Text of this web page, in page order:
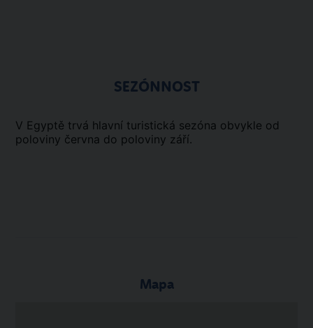
SEZÓNNOST
V Egyptě trvá hlavní turistická sezóna obvykle od
poloviny června do poloviny září.
Mapa